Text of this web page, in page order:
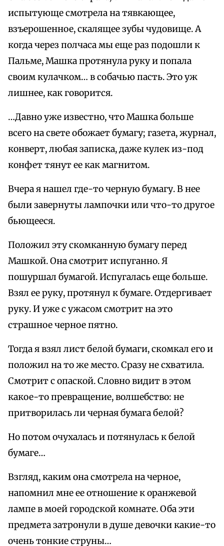
испытующе смотрела на тявкающее,
взъерошенное, скалящее зубы чудовище. А
когда через полчаса мы еще раз подошли к
Пальме, Машка протянула руку и попала
своим кулачком… в собачью пасть. Это уж
лишнее, как говорится.
…Давно уже известно, что Машка больше
всего на свете обожает бумагу; газета, журнал,
конверт, любая записка, даже кулек из-под
конфет тянут ее как магнитом.
Вчера я нашел где-то черную бумагу. В нее
были завернуты лампочки или что-то другое
бьющееся.
Положил эту скомканную бумагу перед
Машкой. Она смотрит испуганно. Я
пошуршал бумагой. Испугалась еще больше.
Взял ее руку, протянул к бумаге. Отдергивает
руку. И уже с ужасом смотрит на это
страшное черное пятно.
Тогда я взял лист белой бумаги, скомкал его и
положил на то же место. Сразу не схватила.
Смотрит с опаской. Словно видит в этом
какое-то превращение, волшебство: не
притворилась ли черная бумага белой?
Но потом очухалась и потянулась к белой
бумаге…
Взгляд, каким она смотрела на черное,
напомнил мне ее отношение к оранжевой
лампе в моей городской комнате. Оба эти
предмета затронули в душе девочки какие-то
очень тонкие струны…